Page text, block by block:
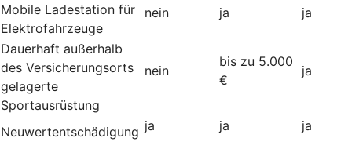
Mobile Ladestation für
Elektrofahrzeuge
nein ja ja
Dauerhaft außerhalb
des Versicherungsorts
gelagerte
Sportausrüstung
nein
bis zu 5.000
€
ja
Neuwertentschädigung ja ja ja